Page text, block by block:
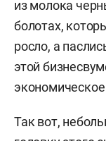
из молока
болотах,
росло, а
этой
Так вот,